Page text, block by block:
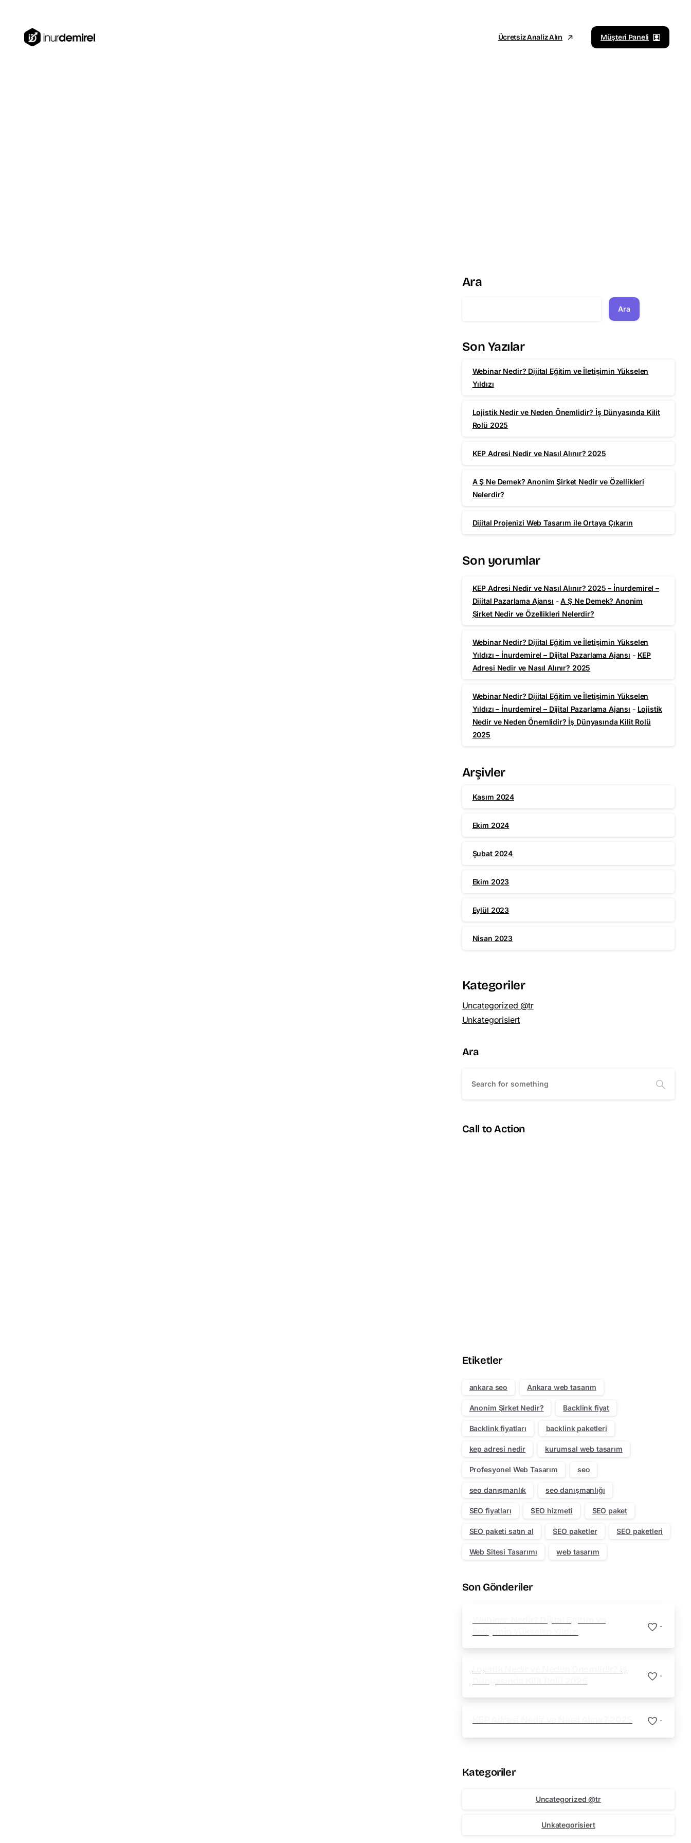
Ücretsiz Analiz Alın Müşteri Paneli
Ara
Ara
Son Yazılar
Webinar Nedir? Dijital Eğitim ve İletişimin Yükselen
Yıldızı
Lojistik Nedir ve Neden Önemlidir? İş Dünyasında Kilit
Rolü 2025
KEP Adresi Nedir ve Nasıl Alınır? 2025
A Ş Ne Demek? Anonim Şirket Nedir ve Özellikleri
Nelerdir?
Dijital Projenizi Web Tasarım ile Ortaya Çıkarın
Son yorumlar
KEP Adresi Nedir ve Nasıl Alınır? 2025 – İnurdemirel –
Dijital Pazarlama Ajansı -A Ş Ne Demek? Anonim
Şirket Nedir ve Özellikleri Nelerdir?
Webinar Nedir? Dijital Eğitim ve İletişimin Yükselen
Yıldızı – İnurdemirel – Dijital Pazarlama Ajansı - KEP
Adresi Nedir ve Nasıl Alınır? 2025
Webinar Nedir? Dijital Eğitim ve İletişimin Yükselen
Yıldızı – İnurdemirel – Dijital Pazarlama Ajansı - Lojistik
Nedir ve Neden Önemlidir? İş Dünyasında Kilit Rolü
2025
Arşivler
Kasım 2024
Ekim 2024
Şubat 2024
Ekim 2023
Eylül 2023
Nisan 2023
Kategoriler
Uncategorized @tr
Unkategorisiert
Ara
Call to Action
Etiketler
ankara seo Ankara web tasarım
Anonim Şirket Nedir? Backlink fiyat
Backlink fiyatları backlink paketleri
kep adresi nedir kurumsal web tasarım
Profesyonel Web Tasarım seo
seo danışmanlık seo danışmanlığı
SEO fiyatları SEO hizmeti SEO paket
SEO paketi satın al SEO paketler SEO paketleri
Web Sitesi Tasarımı web tasarım
Son Gönderiler
-
-
-
Kategoriler
Uncategorized @tr
Unkategorisiert